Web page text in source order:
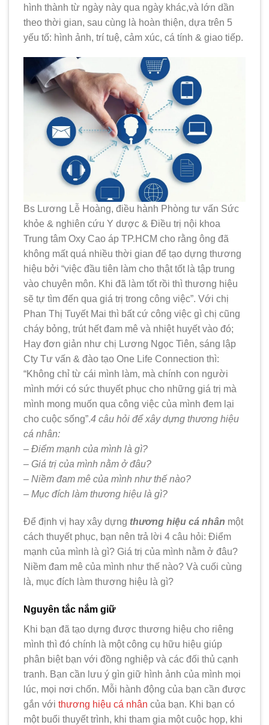
hình thành từ ngày này qua ngày khác,và lớn dần
theo thời gian, sau cùng là hoàn thiện, dựa trên 5
yếu tố: hình ảnh, trí tuệ, cảm xúc, cá tính & giao tiếp.
Bs Lương Lễ Hoàng, điều hành Phòng tư vấn Sức
khỏe & nghiên cứu Y dược & Điều trị nội khoa
Trung tâm Oxy Cao áp TP.HCM cho rằng ông đã
không mất quá nhiều thời gian để tạo dựng thương
hiệu bởi “việc đầu tiên làm cho thật tốt là tập trung
vào chuyên môn. Khi đã làm tốt rồi thì thương hiệu
sẽ tự tìm đến qua giá trị trong công việc”. Với chị
Phan Thị Tuyết Mai thì bất cứ công việc gì chị cũng
cháy bỏng, trút hết đam mê và nhiệt huyết vào đó;
Hay đơn giản như chị Lương Ngọc Tiên, sáng lập
Cty Tư vấn & đào tạo One Life Connection thì:
“Không chỉ từ cái mình làm, mà chính con người
mình mới có sức thuyết phục cho những giá trị mà
mình mong muốn qua công việc của mình đem lại
cho cuộc sống”.4 câu hỏi để xây dựng thương hiệu
cá nhân:
– Điểm mạnh của mình là gì?
– Giá trị của mình nằm ở đâu?
– Niềm đam mê của mình như thế nào?
– Mục đích làm thương hiệu là gì?
Để định vị hay xây dựng thương hiệu cá nhân một
cách thuyết phục, bạn nên trả lời 4 câu hỏi: Điểm
mạnh của mình là gì? Giá trị của mình nằm ở đâu?
Niềm đam mê của mình như thế nào? Và cuối cùng
là, mục đích làm thương hiệu là gì?
Nguyên tắc nắm giữ
Khi bạn đã tạo dựng được thương hiệu cho riêng
mình thì đó chính là một công cụ hữu hiệu giúp
phân biệt bạn với đồng nghiệp và các đối thủ cạnh
tranh. Bạn cần lưu ý gìn giữ hình ảnh của mình mọi
lúc, mọi nơi chốn. Mỗi hành động của bạn cần được
gắn với thương hiệu cá nhân của bạn. Khi bạn có
một buổi thuyết trình, khi tham gia một cuộc họp, khi